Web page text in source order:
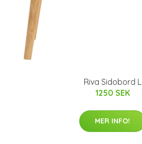
Riva Sidobord L
1250 SEK
MER INFO!